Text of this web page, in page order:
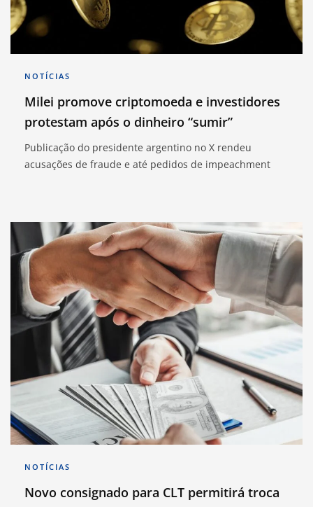
NOTÍCIAS
Milei promove criptomoeda e investidores
protestam após o dinheiro “sumir”
Publicação do presidente argentino no X rendeu
acusações de fraude e até pedidos de impeachment
NOTÍCIAS
Novo consignado para CLT permitirá troca